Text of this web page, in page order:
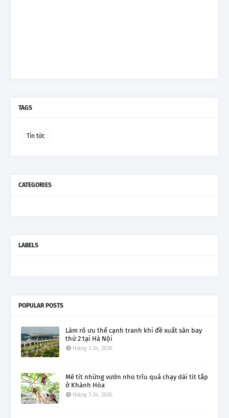
TAGS
Tin tức
CATEGORIES
LABELS
POPULAR POSTS
Làm rõ ưu thế cạnh tranh khi đề xuất sân bay
thứ 2 tại Hà Nội
tháng 3 24, 2026
Mê tít những vườn nho trĩu quả chạy dài tít tắp
ở Khánh Hòa
tháng 3 24, 2026